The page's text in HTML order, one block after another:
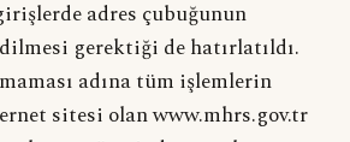
adres çubuğunun
gerektiği de hatırlatıldı.
adına tüm işlemlerin
sitesi olan www.mhrs.gov.tr